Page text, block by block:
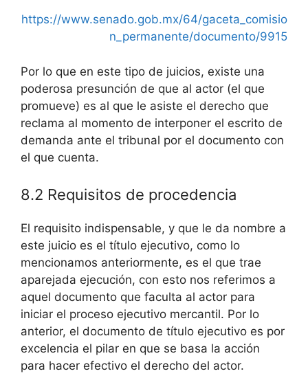
https://www.senado.gob.mx/64/gaceta_comisio
n_permanente/documento/9915
Por lo que en este tipo de juicios, existe una
poderosa presunción de que al actor (el que
promueve) es al que le asiste el derecho que
reclama al momento de interponer el escrito de
demanda ante el tribunal por el documento con
el que cuenta.
8.2 Requisitos de procedencia
El requisito indispensable, y que le da nombre a
este juicio es el título ejecutivo, como lo
mencionamos anteriormente, es el que trae
aparejada ejecución, con esto nos referimos a
aquel documento que faculta al actor para
iniciar el proceso ejecutivo mercantil. Por lo
anterior, el documento de título ejecutivo es por
excelencia el pilar en que se basa la acción
para hacer efectivo el derecho del actor.